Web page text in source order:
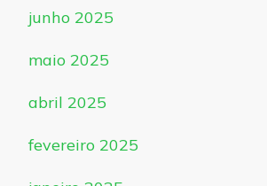
junho 2025
maio 2025
abril 2025
fevereiro 2025